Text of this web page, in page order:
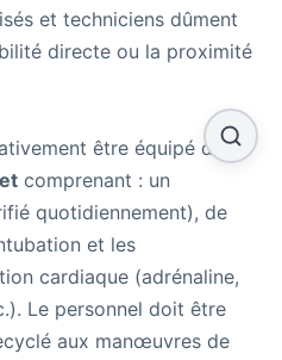
et techniciens dûment
directe ou la proximité
être équipé d’un
comprenant : un
quotidiennement), de
et les
cardiaque (adrénaline,
Le personnel doit être
aux manœuvres de